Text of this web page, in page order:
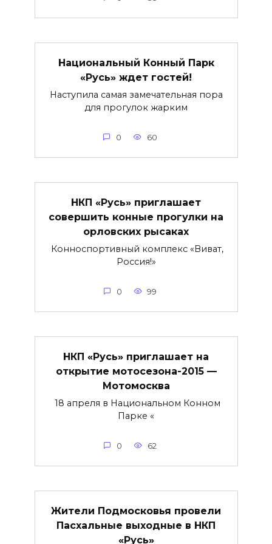
Национальный Конный Парк
«Русь» ждет гостей!
Наступила самая замечательная пора
для прогулок жарким
0 60
НКП «Русь» приглашает
совершить конные прогулки на
орловских рысаках
Конноспортивный комплекс «Виват,
Россия!»
0 99
НКП «Русь» приглашает на
открытие мотосезона-2015 —
Мотомосква
18 апреля в Национальном Конном
Парке «
0 62
Жители Подмосковья провели
Пасхальные выходные в НКП
«Русь»